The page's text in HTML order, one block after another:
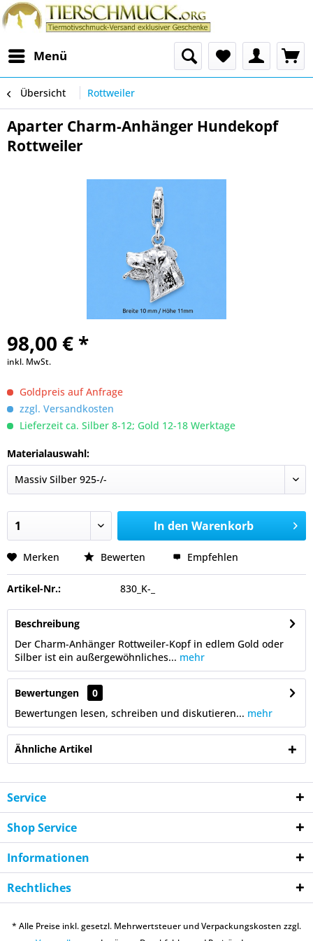
Menü
Übersicht Rottweiler
Aparter Charm-Anhänger Hundekopf
Rottweiler
98,00 € *
inkl. MwSt.
Goldpreis auf Anfrage
zzgl. Versandkosten
Lieferzeit ca. Silber 8-12; Gold 12-18 Werktage
Materialauswahl:
In den Warenkorb
Merken Bewerten Empfehlen
Artikel-Nr.: 830_K-_
Beschreibung
Der Charm-Anhänger Rottweiler-Kopf in edlem Gold oder
Silber ist ein außergewöhnliches... mehr
Bewertungen
0
Bewertungen lesen, schreiben und diskutieren... mehr
Ähnliche Artikel
Service
Shop Service
Informationen
Rechtliches
* Alle Preise inkl. gesetzl. Mehrwertsteuer und Verpackungskosten zzgl.